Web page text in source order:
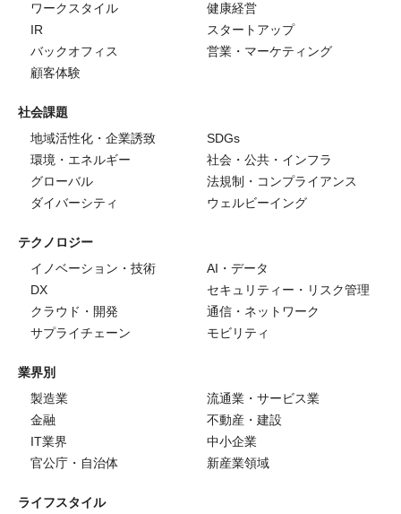
ワークスタイル
健康経営
IR
スタートアップ
バックオフィス
営業・マーケティング
顧客体験
社会課題
地域活性化・企業誘致
SDGs
環境・エネルギー
社会・公共・インフラ
グローバル
法規制・コンプライアンス
ダイバーシティ
ウェルビーイング
テクノロジー
イノベーション・技術
AI・データ
DX
セキュリティー・リスク管理
クラウド・開発
通信・ネットワーク
サプライチェーン
モビリティ
業界別
製造業
流通業・サービス業
金融
不動産・建設
IT業界
中小企業
官公庁・自治体
新産業領域
ライフスタイル